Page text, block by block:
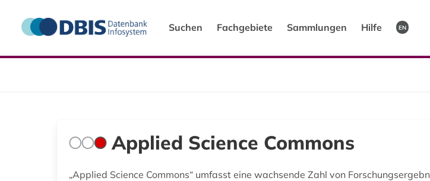
Suchen Fachgebiete Sammlungen Hilfe EN
Applied Science Commons
„Applied Science Commons“ umfasst eine wachsende Zahl von